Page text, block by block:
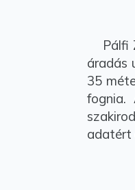
Pálfi
áradás
35
fognia.
adatért